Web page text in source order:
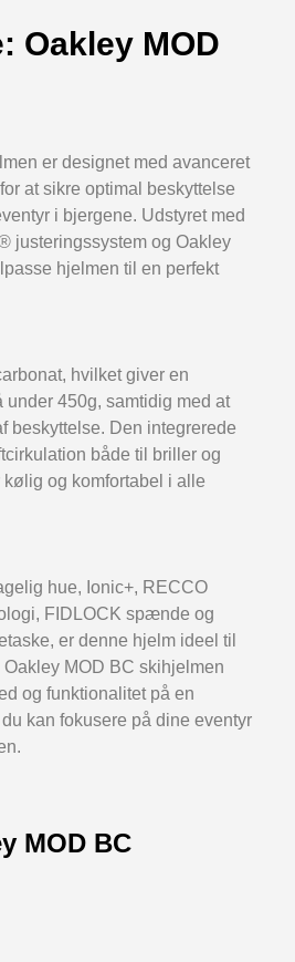
Oakley MOD
er designet med avanceret
at sikre optimal beskyttelse
i bjergene. Udstyret med
justeringssystem og Oakley
hjelmen til en perfekt
hvilket giver en
450g, samtidig med at
beskyttelse. Den integrerede
både til briller og
og komfortabel i alle
hue, Ionic+, RECCO
FIDLOCK spænde og
er denne hjelm ideel til
MOD BC skihjelmen
og funktionalitet på en
kan fokusere på dine eventyr
MOD BC